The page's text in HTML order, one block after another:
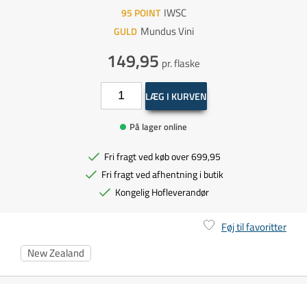
95 POINT IWSC
GULD Mundus Vini
149,95 pr. flaske
LÆG I KURVEN
På lager online
Fri fragt ved køb over 699,95
Fri fragt ved afhentning i butik
Kongelig Hofleverandør
Føj til favoritter
New Zealand